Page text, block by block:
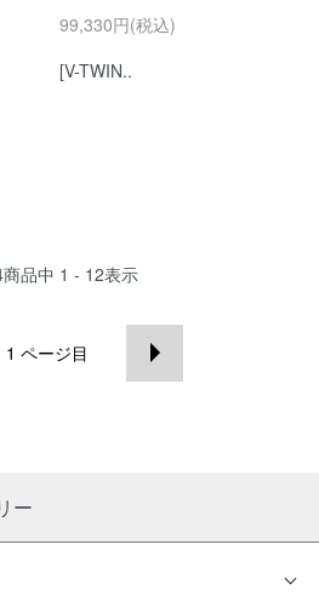
99,330円(税込)
[V-TWIN..
商品中 1 - 12表示
1 ページ目
ー